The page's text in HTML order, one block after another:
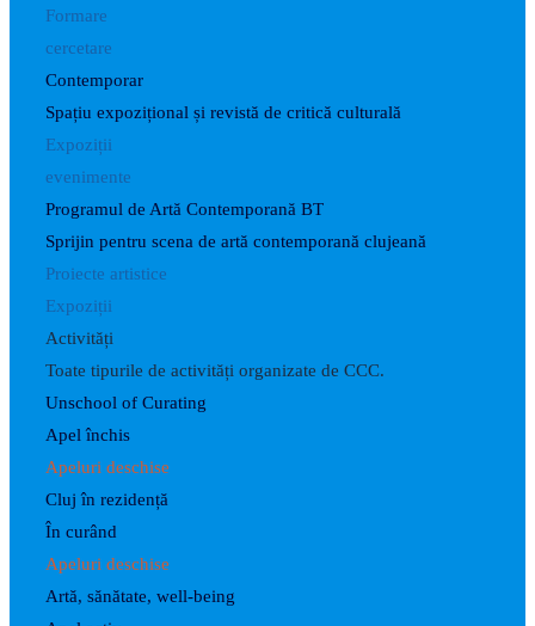
Formare
cercetare
Contemporar
Spațiu expozițional și revistă de critică culturală
Expoziții
evenimente
Programul de Artă Contemporană BT
Sprijin pentru scena de artă contemporană clujeană
Proiecte artistice
Expoziții
Activități
Toate tipurile de activități organizate de CCC.
Unschool of Curating
Apel închis
Apeluri deschise
Cluj în rezidență
În curând
Apeluri deschise
Artă, sănătate, well-being